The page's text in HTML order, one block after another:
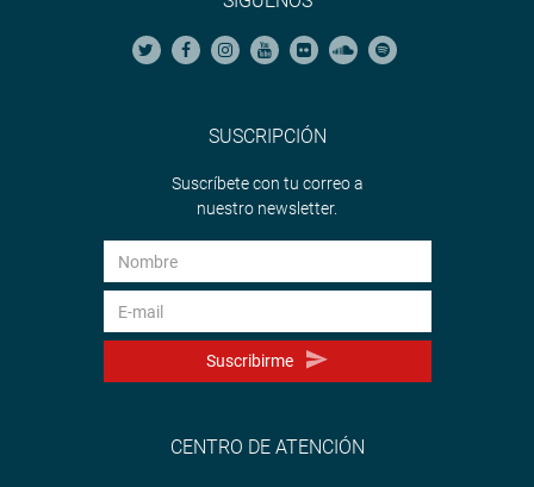
SUSCRIPCIÓN
Suscríbete con tu correo a
nuestro newsletter.
Suscribirme
CENTRO DE ATENCIÓN